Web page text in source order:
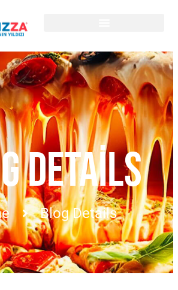
DETAILS
Blog Details